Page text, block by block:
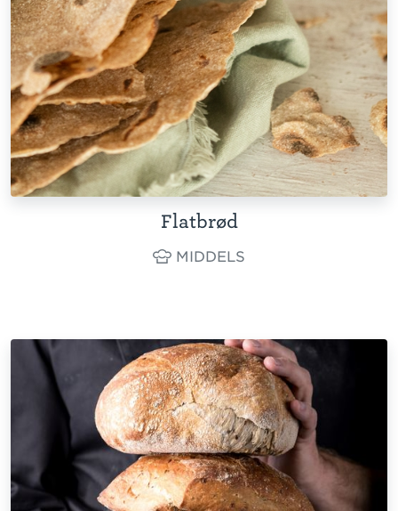
Flatbrød
MIDDELS